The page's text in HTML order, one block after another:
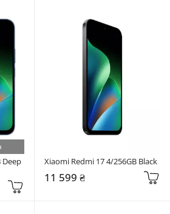
Deep
Xiaomi Redmi 17 4/256GB Black
11 599 ₴